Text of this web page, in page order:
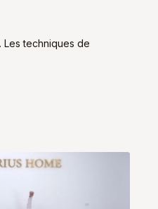
techniques de